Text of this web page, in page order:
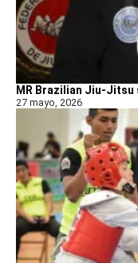
MR Brazilian Jiu-
27 mayo, 2026